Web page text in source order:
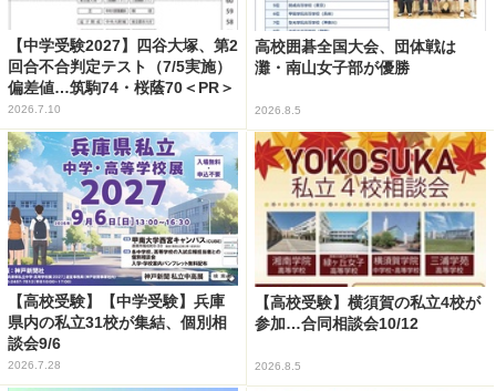
【中学受験2027】四谷大塚、第2
回合不合判定テスト（7/5実施）
偏差値…筑駒74・桜蔭70＜PR＞
2026.7.10
高校囲碁全国大会、団体戦は
灘・南山女子部が優勝
2026.8.5
【高校受験】【中学受験】兵庫
県内の私立31校が集結、個別相
談会9/6
2026.7.28
【高校受験】横須賀の私立4校が
参加…合同相談会10/12
2026.8.5